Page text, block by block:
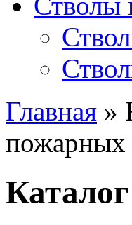
Главная »
пожарных
Каталог